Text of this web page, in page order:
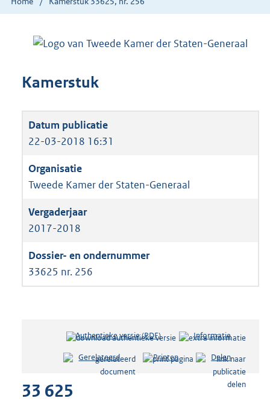
Kamerstuk
22-03-2018 16:31
Tweede Kamer der Staten-Generaal
2017-2018
33625 nr. 256
Authentieke versie (PDF)b
s
Informatie
Gerelateerd Printen Delen
33 625